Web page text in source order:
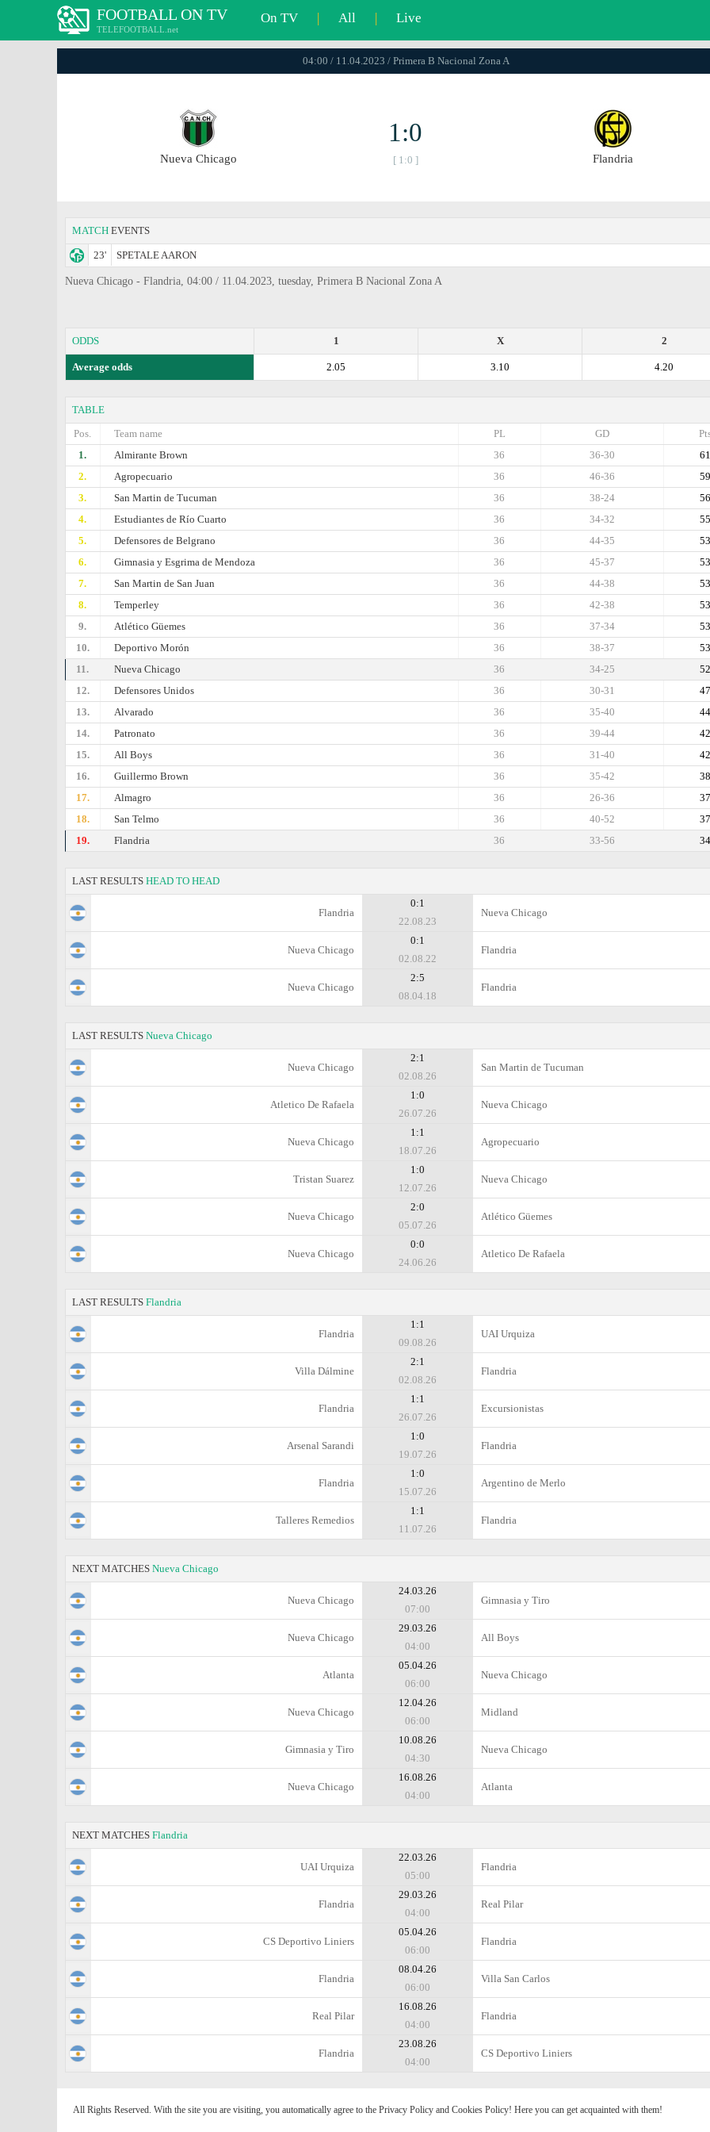
FOOTBALL ON TV
TELEFOOTBALL.net
On TV | All | Live
04:00 / 11.04.2023 / Primera B Nacional Zona A
Nueva Chicago
1:0
[ 1:0 ] Flandria
MATCH EVENTS
23' SPETALE AARON
Nueva Chicago - Flandria, 04:00 / 11.04.2023, tuesday, Primera B Nacional Zona A
ODDS 2
X
1
Average odds 4.20
3.10
2.05
TABLE
Pos.
Team name GD
PL
1.
Almirante Brown 61
36-30
36
2.
Agropecuario 59
46-36
36
3.
San Martin de Tucuman 56
38-24
36
4.
Estudiantes de Río Cuarto 55
34-32
36
5.
Defensores de Belgrano 53
44-35
36
6.
Gimnasia y Esgrima de Mendoza 53
45-37
36
7.
San Martin de San Juan 53
44-38
36
8.
Temperley 53
42-38
36
9.
Atlético Güemes 53
37-34
36
10.
Deportivo Morón 53
38-37
36
11.
Nueva Chicago 52
34-25
36
12.
Defensores Unidos 47
30-31
36
13.
Alvarado 44
35-40
36
14.
Patronato 42
39-44
36
15.
All Boys 42
31-40
36
16.
Guillermo Brown 38
35-42
36
17.
Almagro 37
26-36
36
18.
San Telmo 37
40-52
36
19.
Flandria 34
33-56
36
LAST RESULTS HEAD TO HEAD
Flandria
0:1
22.08.23
Nueva Chicago
Nueva Chicago
0:1
02.08.22
Flandria
Nueva Chicago
2:5
08.04.18
Flandria
LAST RESULTS Nueva Chicago
Nueva Chicago
2:1
02.08.26
San Martin de Tucuman
Atletico De Rafaela
1:0
26.07.26
Nueva Chicago
Nueva Chicago
1:1
18.07.26
Agropecuario
Tristan Suarez
1:0
12.07.26
Nueva Chicago
Nueva Chicago
2:0
05.07.26
Atlético Güemes
Nueva Chicago
0:0
24.06.26
Atletico De Rafaela
LAST RESULTS Flandria
Flandria
1:1
09.08.26
UAI Urquiza
Villa Dálmine
2:1
02.08.26
Flandria
Flandria
1:1
26.07.26
Excursionistas
Arsenal Sarandi
1:0
19.07.26
Flandria
Flandria
1:0
15.07.26
Argentino de Merlo
Talleres Remedios
1:1
11.07.26
Flandria
NEXT MATCHES Nueva Chicago
Nueva Chicago
24.03.26
07:00
Gimnasia y Tiro
Nueva Chicago
29.03.26
04:00
All Boys
Atlanta
05.04.26
06:00
Nueva Chicago
Nueva Chicago
12.04.26
06:00
Midland
Gimnasia y Tiro
10.08.26
04:30
Nueva Chicago
Nueva Chicago
16.08.26
04:00
Atlanta
NEXT MATCHES Flandria
UAI Urquiza
22.03.26
05:00
Flandria
Flandria
29.03.26
04:00
Real Pilar
CS Deportivo Liniers
05.04.26
06:00
Flandria
Flandria
08.04.26
06:00
Villa San Carlos
Real Pilar
16.08.26
04:00
Flandria
Flandria
23.08.26
04:00
CS Deportivo Liniers
All Rights Reserved. With the site you are visiting, you automatically agree to the Privacy Policy and Cookies Policy! Here you can get acquainted with them!